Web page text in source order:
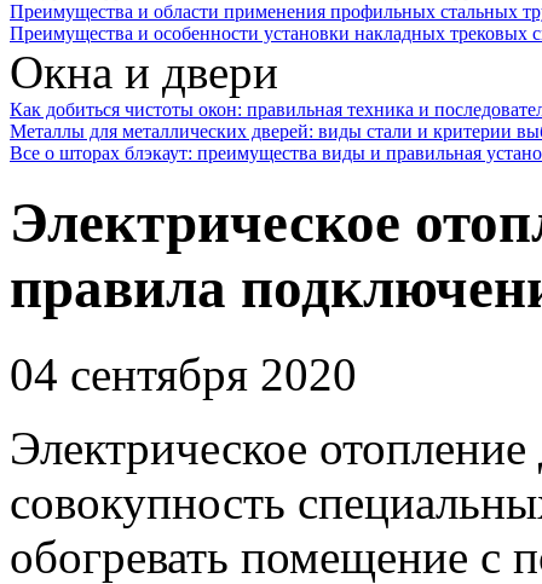
Преимущества и области применения профильных стальных
Преимущества и особенности установки накладных трековых
Окна и двери
Как добиться чистоты окон: правильная техника и
Металлы для металлических дверей: виды стали и критерии
Все о шторах блэкаут: преимущества виды и правильная
Электрическое
правила
04 сентября 2020
Электрическое
совокупность
обогревать помещение с